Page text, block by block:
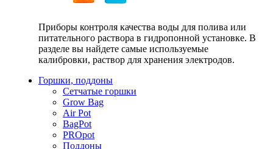
Приборы контроля качества воды для полива или
питательного раствора в гидропонной установке. В
разделе вы найдете самые используемые
калибровки, раствор для хранения электродов.
Горшки, поддоны
Сетчатые горшки
Grow Bag
Air Pot
BagPot
PROpot
Поддоны